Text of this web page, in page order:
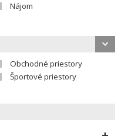
Nájom
Obchodné priestory
Športové priestory